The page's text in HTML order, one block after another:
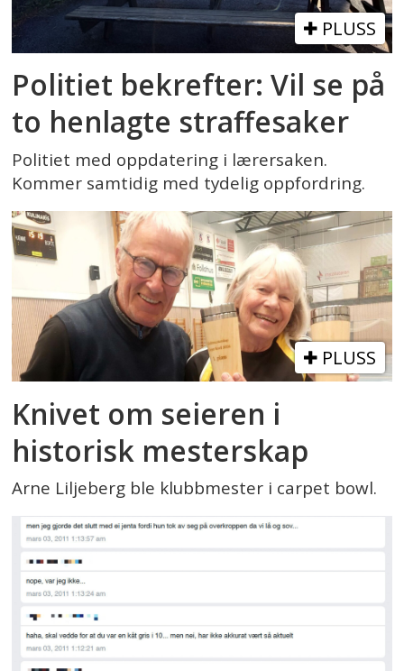
PLUSS
Politiet bekrefter: Vil se på
to henlagte straffesaker
Politiet med oppdatering i lærersaken.
Kommer samtidig med tydelig oppfordring.
PLUSS
Knivet om seieren i
historisk mesterskap
Arne Liljeberg ble klubbmester i carpet bowl.